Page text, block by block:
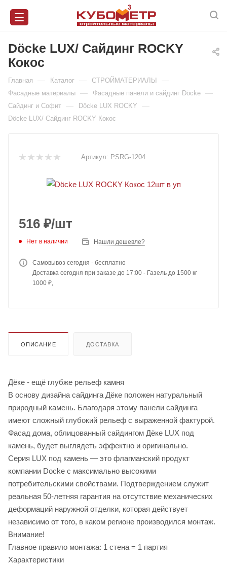
Döcke LUX/ Сайдинг ROCKY
Кокос
Главная — Каталог — СТРОЙМАТЕРИАЛЫ —
Фасадные материалы — Фасадные панели и сайдинг Döcke —
Сайдинг и Софит — Döcke LUX ROCKY —
Döcke LUX/ Сайдинг ROCKY Кокос
Артикул: PSRG-1204
516 ₽/шт
Нет в наличии Нашли дешевле?
Самовывоз сегодня - бесплатно
Доставка сегодня при заказе до 17:00 - Газель до 1500 кг
1000 ₽,
ОПИСАНИЕ ДОСТАВКА
Дёке - ещё глубже рельеф камня
В основу дизайна сайдинга Дёке положен натуральный
природный камень. Благодаря этому панели сайдинга
имеют сложный глубокий рельеф с выраженной фактурой.
Фасад дома, облицованный сайдингом Дёке LUX под
камень, будет выглядеть эффектно и оригинально.
Серия LUX под камень — это флагманский продукт
компании Docke с максимально высокими
потребительскими свойствами. Подтверждением служит
реальная 50-летняя гарантия на отсутствие механических
деформаций наружной отделки, которая действует
независимо от того, в каком регионе производился монтаж.
Внимание!
Главное правило монтажа: 1 стена = 1 партия
Характеристики